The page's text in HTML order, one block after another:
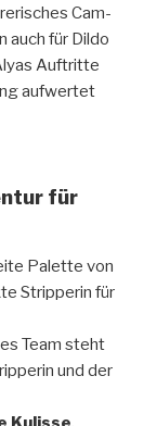
Cam-
auch für Dildo
Auftritte
aufwertet
für
Palette von
Stripperin für
Team steht
und der